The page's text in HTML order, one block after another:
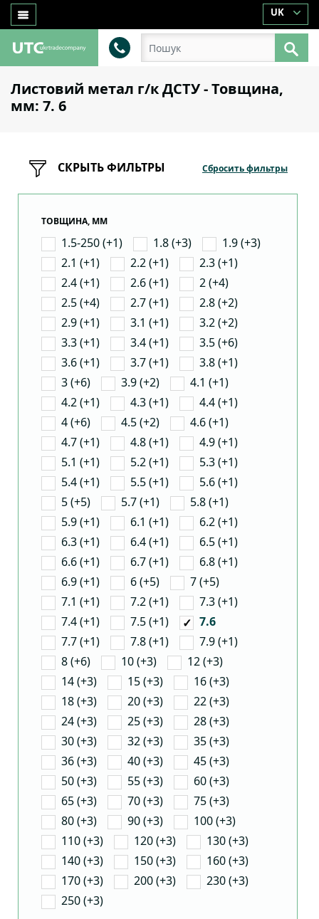
UK
Листовий метал г/к ДСТУ - Товщина,
мм: 7. 6
СКРЫТЬ ФИЛЬТРЫ Сбросить фильтры
ТОВЩИНА, ММ
1.5-250 (+1) 1.8 (+3)
1.9 (+3)
2.1 (+1)
2.2 (+1)
2.3 (+1)
2.4 (+1)
2.6 (+1)
2 (+4)
2.5 (+4)
2.7 (+1)
2.8 (+2)
2.9 (+1)
3.1 (+1)
3.2 (+2)
3.3 (+1)
3.4 (+1)
3.5 (+6)
3.6 (+1)
3.7 (+1)
3.8 (+1)
3 (+6)
3.9 (+2)
4.1 (+1)
4.2 (+1)
4.3 (+1)
4.4 (+1)
4 (+6)
4.5 (+2)
4.6 (+1)
4.7 (+1)
4.8 (+1)
4.9 (+1)
5.1 (+1)
5.2 (+1)
5.3 (+1)
5.4 (+1)
5.5 (+1)
5.6 (+1)
5 (+5)
5.7 (+1)
5.8 (+1)
5.9 (+1)
6.1 (+1)
6.2 (+1)
6.3 (+1)
6.4 (+1)
6.5 (+1)
6.6 (+1)
6.7 (+1)
6.8 (+1)
6.9 (+1)
6 (+5)
7 (+5)
7.1 (+1)
7.2 (+1)
7.3 (+1)
7.4 (+1)
7.5 (+1)
7.6
7.7 (+1)
7.8 (+1)
7.9 (+1)
8 (+6)
10 (+3)
12 (+3)
14 (+3)
15 (+3)
16 (+3)
18 (+3)
20 (+3)
22 (+3)
24 (+3)
25 (+3)
28 (+3)
30 (+3)
32 (+3)
35 (+3)
36 (+3)
40 (+3)
45 (+3)
50 (+3)
55 (+3)
60 (+3)
65 (+3)
70 (+3)
75 (+3)
80 (+3)
90 (+3)
100 (+3)
110 (+3)
120 (+3)
130 (+3)
140 (+3)
150 (+3)
160 (+3)
170 (+3)
200 (+3)
230 (+3)
250 (+3)